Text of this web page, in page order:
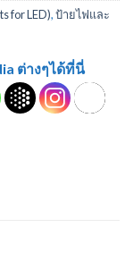
for LED),ป้ายไฟและ
ต่างๆได้ที่นี่